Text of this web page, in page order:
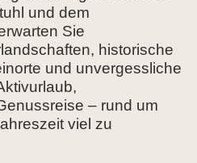
und dem
Sie
historische
und unvergessliche
– rund um
viel zu